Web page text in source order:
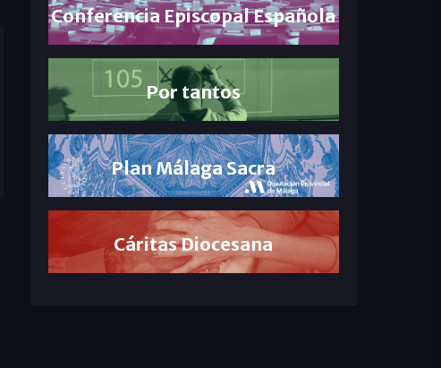
Conferencia Episcopal Española
Por tantos
Plan Málaga Sacra
Cáritas Diocesana